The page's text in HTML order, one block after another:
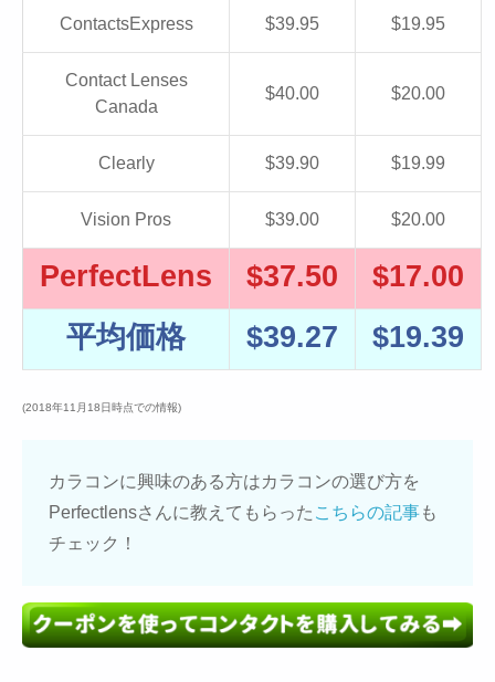
ContactsExpress $39.95 $19.95
Contact Lenses
Canada
$40.00 $20.00
Clearly $39.90 $19.99
Vision Pros $39.00 $20.00
PerfectLens $37.50
$17.00
平均価格
$39.27 $19.39
(2018年11月18日時点での情報)
カラコンに興味のある方はカラコンの選び方を
Perfectlensさんに教えてもらった こちらの記事も
チェック！